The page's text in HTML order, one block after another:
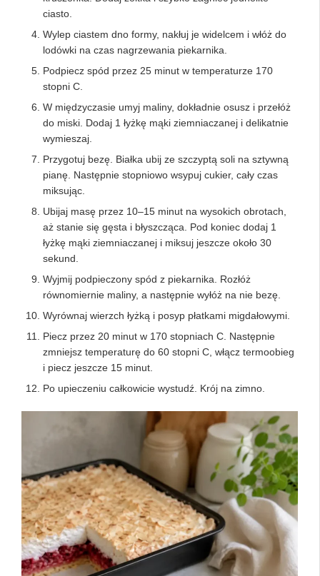
ciasto.
Wylep ciastem dno formy, nakłuj je widelcem i włóż do
lodówki na czas nagrzewania piekarnika.
Podpiecz spód przez 25 minut w temperaturze 170
stopni C.
W międzyczasie umyj maliny, dokładnie osusz i przełóż
do miski. Dodaj 1 łyżkę mąki ziemniaczanej i delikatnie
wymieszaj.
Przygotuj bezę. Białka ubij ze szczyptą soli na sztywną
pianę. Następnie stopniowo wsypuj cukier, cały czas
miksując.
Ubijaj masę przez 10–15 minut na wysokich obrotach,
aż stanie się gęsta i błyszcząca. Pod koniec dodaj 1
łyżkę mąki ziemniaczanej i miksuj jeszcze około 30
sekund.
Wyjmij podpieczony spód z piekarnika. Rozłóż
równomiernie maliny, a następnie wyłóż na nie bezę.
Wyrównaj wierzch łyżką i posyp płatkami migdałowymi.
Piecz przez 20 minut w 170 stopniach C. Następnie
zmniejsz temperaturę do 60 stopni C, włącz termoobieg
i piecz jeszcze 15 minut.
Po upieczeniu całkowicie wystudź. Krój na zimno.